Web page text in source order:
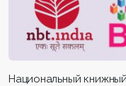
Национальный